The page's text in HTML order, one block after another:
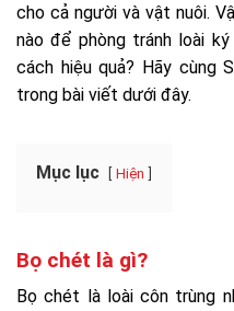
cho cả người và vật nuôi.
nào để phòng tránh loài
cách hiệu quả? Hãy
trong bài viết dưới đây.
Mục lục Hiện
Bọ chét là gì?
Bọ chét là loài côn trùng